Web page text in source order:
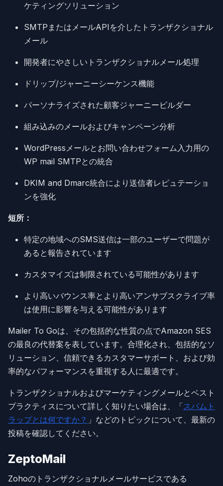
ケティングソリューション
SMTPまたはメールAPIを介したトランザクショナル
メール
開発者にやさしいトランザクショナルメール処理
ドリップ/ジャーニーシーケンス機能
パーソナライズされた顧客ジャーニービルダー
組み込みのメールおよびキャンペーン分析
WordPressメールとお問い合わせフォーム入力用の
WP mail SMTPとの統合
DKIM and Dmarc統合により送信者レピュテーショ
ンを強化
短所：
特定の地域へのSMS送信は一部のユーザーで問題が
あると報告されています
カスタマイズは制限されている可能性があります
より高いバウンス率とより高いアンサブスクライブ率
は使用に影響を与える可能性があります
Mailer To Goは、その包括的な性質の点でAmazon SES
の最良の代替案を表しています。合理化され、包括的なソ
リューション、信頼できるカスタマーサポート、および効
率的なパフォーマンスを重視する人に最適です。
トランザクショナルおよびマーケティングメールとベスト
プラクティスについて詳しく知りたい場合は、「スパムト
ラップとは何ですか？ 」などのトピックについて、最新の
投稿を確認してください。
ZeptoMail
Zohoのトランザクショナルメールサービスである